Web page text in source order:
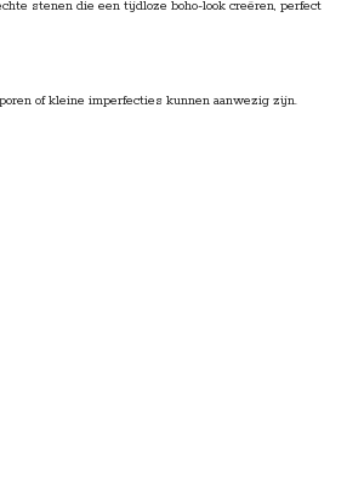
stenen die een tijdloze boho-look creëren, perfect
of kleine imperfecties kunnen aanwezig zijn.